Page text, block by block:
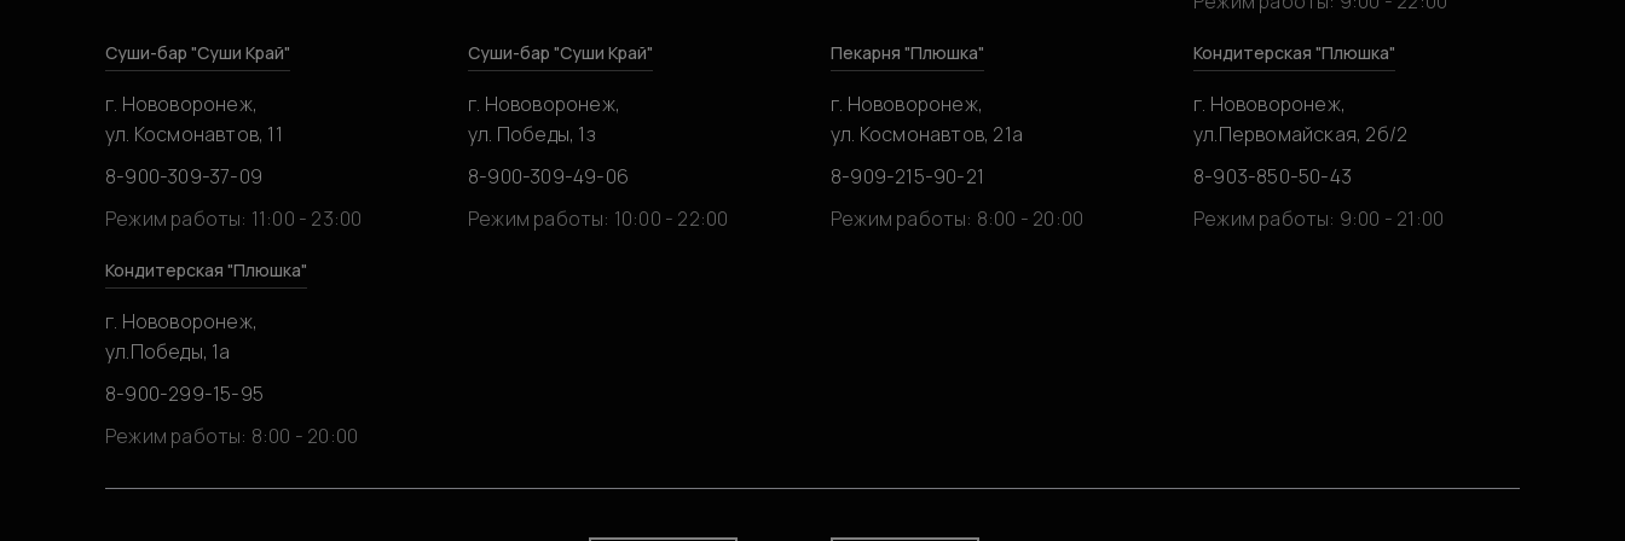
Суши-бар "Суши Край"
г. Нововоронеж,
ул. Космонавтов, 11
8-900-309-37-09
Режим работы: 11:00 - 23:00
Суши-бар "Суши Край"
г. Нововоронеж,
ул. Победы, 1з
8-900-309-49-06
Режим работы: 10:00 - 22:00
Пекарня "Плюшка"
г. Нововоронеж,
ул. Космонавтов, 21а
8-909-215-90-21
Режим работы: 8:00 - 20:00
Кондитерская "Плюшка"
г. Нововоронеж,
ул.Первомайская, 2б/2
8-903-850-50-43
Режим работы: 9:00 - 21:00
Кондитерская "Плюшка"
г. Нововоронеж,
ул.Победы, 1а
8-900-299-15-95
Режим работы: 8:00 - 20:00